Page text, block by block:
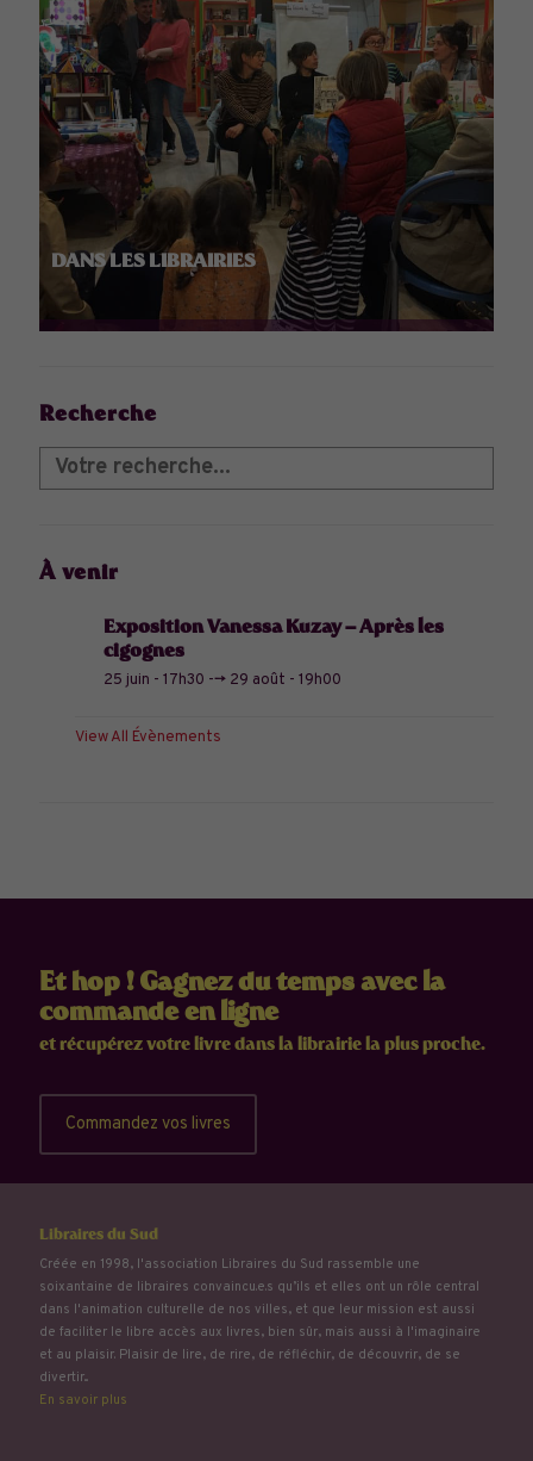
DANS LES LIBRAIRIES
Recherche
À venir
Exposition Vanessa Kuzay – Après les
cigognes
25 juin - 17h30 --> 29 août - 19h00
View All Évènements
Et hop ! Gagnez du temps avec la
commande en ligne
et récupérez votre livre dans la librairie la plus proche.
Commandez vos livres
Libraires du Sud
Créée en 1998, l'association Libraires du Sud rassemble une
soixantaine de libraires convaincu.e.s qu’ils et elles ont un rôle central
dans l'animation culturelle de nos villes, et que leur mission est aussi
de faciliter le libre accès aux livres, bien sûr, mais aussi à l'imaginaire
et au plaisir. Plaisir de lire, de rire, de réfléchir, de découvrir, de se
divertir...
En savoir plus